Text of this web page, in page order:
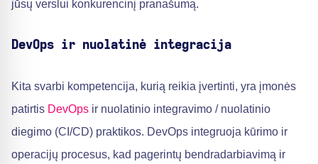
jūsų verslui konkurencinį pranašumą.
DevOps ir nuolatinė integracija
Kita svarbi kompetencija, kurią reikia įvertinti, yra įmonės
patirtis DevOps ir nuolatinio integravimo / nuolatinio
diegimo (CI/CD) praktikos. DevOps integruoja kūrimo ir
operacijų procesus, kad pagerintų bendradarbiavimą ir